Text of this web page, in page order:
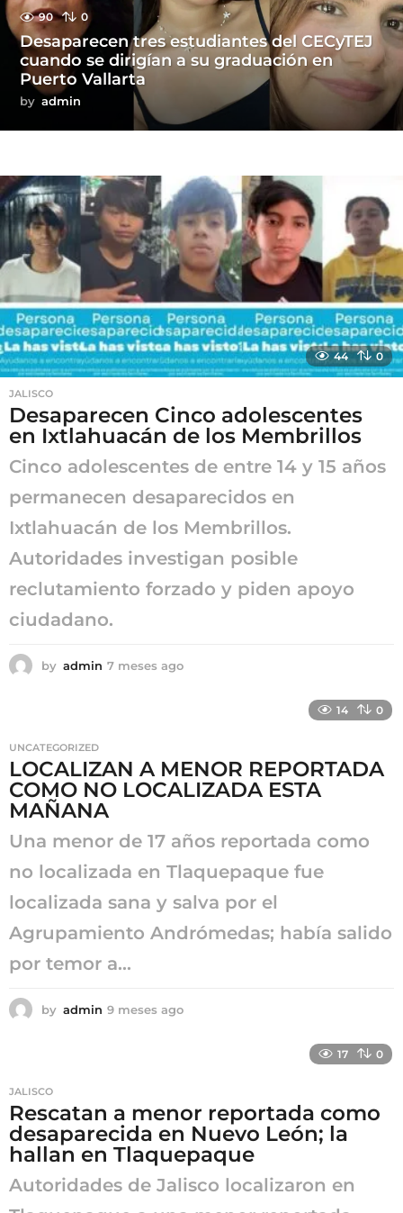
90 0
Desaparecen tres estudiantes del CECyTEJ
cuando se dirigían a su graduación en
Puerto Vallarta
by admin
44 0
JALISCO
Desaparecen Cinco adolescentes
en Ixtlahuacán de los Membrillos
Cinco adolescentes de entre 14 y 15 años
permanecen desaparecidos en
Ixtlahuacán de los Membrillos.
Autoridades investigan posible
reclutamiento forzado y piden apoyo
ciudadano.
by admin 7 meses ago
a
g
14 0
UNCATEGORIZED
LOCALIZAN A MENOR REPORTADA
COMO NO LOCALIZADA ESTA
MAÑANA
Una menor de 17 años reportada como
no localizada en Tlaquepaque fue
localizada sana y salva por el
Agrupamiento Andrómedas; había salido
por temor a...
by admin 9 meses ago
a
17 0
JALISCO
Rescatan a menor reportada como
desaparecida en Nuevo León; la
hallan en Tlaquepaque
Autoridades de Jalisco localizaron en